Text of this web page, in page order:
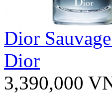
Dior
Dior
3,390,000